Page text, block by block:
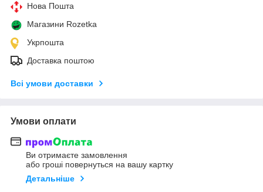
Нова Пошта
Магазини Rozetka
Укрпошта
Доставка поштою
Всі умови доставки
Умови оплати
Ви отримаєте замовлення
або гроші повернуться на вашу картку
Детальніше